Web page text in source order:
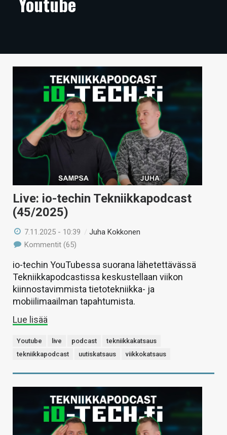
ARTIKKELIT
TECHBBS
KAUPPA
VAIHDA TEEMA
HAKU
Live: io-techin Tekniikkapodcast
(45/2025)
7.11.2025 - 10:39 /Juha Kokkonen
Kommentit (65)
io-techin YouTubessa suorana lähetettävässä
Tekniikkapodcastissa keskustellaan viikon
kiinnostavimmista tietotekniikka- ja
mobiilimaailman tapahtumista.
Lue lisää
Youtube live podcast
tekniikkakatsaus
tekniikkapodcast
uutiskatsaus viikkokatsaus